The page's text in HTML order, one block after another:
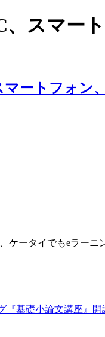
、スマー
ケータイでもeラーニ
『基礎小論文講座』開